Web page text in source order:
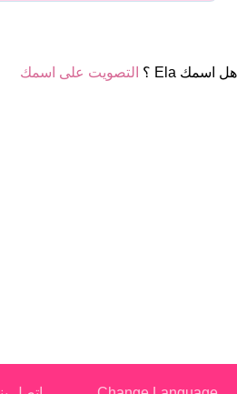
هل اسمك Ela ؟ التصويت على اسمك